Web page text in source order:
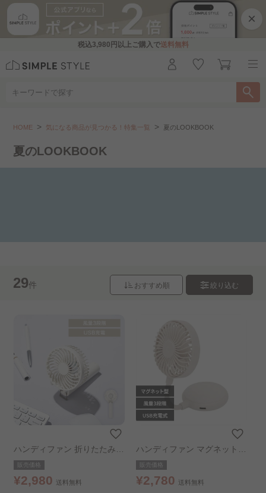
×
税込3,980円 以上ご購入で送料無料
HOME 気になる商品が見つかる！特集一覧 夏のLOOKBOOK
たった30分で、私だけの理想空間。 ..
普段使いできるアイテムで もしもに備えておく..
お手軽ジャパンディ デザイン商品
トレンドアイテム
きゅんと癒されアニマルセール..
クリスマスアイテム LOVE MY ROOM
超収納ベッド 洗えるシリーズ
夏のLOOKBOOK
29件 おすすめ順 絞り込む
ハンディファン 折りたたみハ
ンディファン USB充電 ホワ
イト
販売価格
¥2,980 送料無料
ハンディファン マグネット型
小型扇風機 ファン iFanMag
アイボリー
販売価格
¥2,780 送料無料